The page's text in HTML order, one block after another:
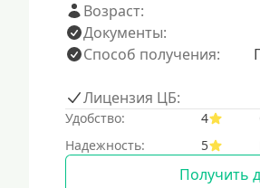
Возраст:
Документы:
Способ получения:
Лицензия ЦБ:
Удобство: 4
Надежность:
5
Получить